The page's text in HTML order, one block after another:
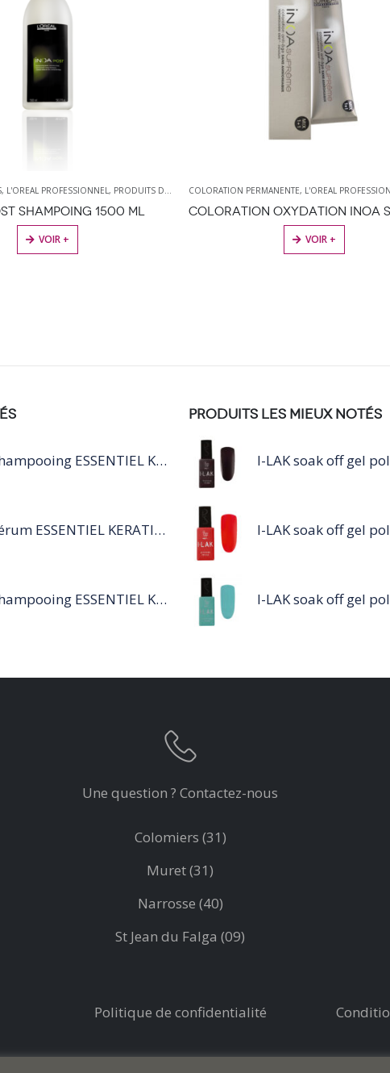
DE COIFFURE
, L'OREAL PROFESSIONNEL , PRODUITS DE COIFFURE ,SHAMPOING
SHAMPOING 1500 ML
VOIR +
COLORATION PERMANENTE, L'OREAL
VOIR +
CE PRODUIT A PLUSIEURS VARIATIONS. LES OPTIONS PEUVENT ÊTRE CHOISIES SUR LA PAGE DU PRODUIT
Shampooing ESSENTIEL KERATIN SILVER 250ML
Sérum ESSENTIEL KERATIN SENSITIVE 40 ML
Shampooing ESSENTIEL KERATIN SENSITIVE 1L
PRODUITS LES MIEUX NOTÉS
Une question ? Contactez-nous
Colomiers (31)
Muret (31)
Narrosse (40)
St Jean du Falga (09)
Politique de confidentialité